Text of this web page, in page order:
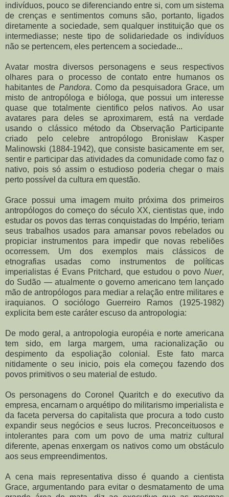
indivíduos, pouco se diferenciando entre si, com um sistema
de crenças e sentimentos comuns são, portanto, ligados
diretamente a sociedade, sem qualquer instituição que os
intermediasse; neste tipo de solidariedade os indivíduos
não se pertencem, eles pertencem a sociedade...
Avatar mostra diversos personagens e seus respectivos
olhares para o processo de contato entre humanos os
habitantes de Pandora. Como da pesquisadora Grace, um
misto de antropóloga e bióloga, que possui um interesse
quase que totalmente cientifico pelos nativos. Ao usar
avatares para deles se aproximarem, está na verdade
usando o clássico método da Observação Participante
criado pelo celebre antropólogo Bronisław Kasper
Malinowski (1884-1942), que consiste basicamente em ser,
sentir e participar das atividades da comunidade como faz o
nativo, pois só assim o estudioso poderia chegar o mais
perto possível da cultura em questão.
Grace possui uma imagem muito próxima dos primeiros
antropólogos do começo do século XX, cientistas que, indo
estudar os povos das terras conquistadas do Império, teriam
seus trabalhos usados para amansar povos rebelados ou
propiciar instrumentos para impedir que novas rebeliões
ocorressem. Um dos exemplos mais clássicos de
etnografias usadas como instrumentos de políticas
imperialistas é Evans Pritchard, que estudou o povo Nuer,
do Sudão — atualmente o governo americano tem lançado
mão de antropólogos para mediar a relação entre militares e
iraquianos. O sociólogo Guerreiro Ramos (1925-1982)
explicita bem este caráter escuso da antropologia:
De modo geral, a antropologia européia e norte americana
tem sido, em larga margem, uma racionalização ou
despimento da espoliação colonial. Este fato marca
nitidamente o seu inicio, pois ela começou fazendo dos
povos primitivos o seu material de estudo.
Os personagens do Coronel Quaritch e do executivo da
empresa, encarnam o arquétipo do militarismo imperialista e
da faceta perversa do capitalista que procura a todo custo
expandir seus negócios e seus lucros. Preconceituosos e
intolerantes para com um povo de uma matriz cultural
diferente, apenas enxergam os nativos como um obstáculo
aos seus empreendimentos.
A cena mais representativa disso é quando a cientista
Grace, argumentando para evitar o desmatamento de uma